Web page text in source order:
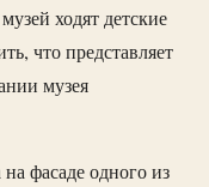
ходят детские
что представляет
музея
фасаде одного из